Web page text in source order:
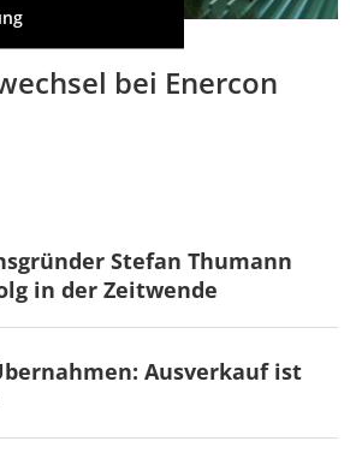
bei Enercon
Stefan Thumann
in der Zeitwende
Ausverkauf ist